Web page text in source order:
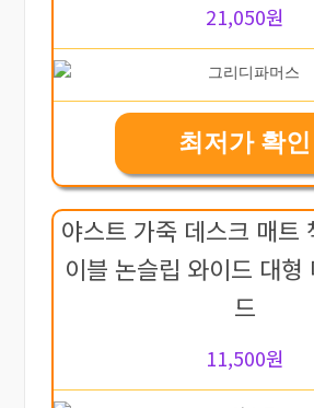
21,050원
최저가 확인
야스트 가죽 데스크 매트
이블 논슬립 와이드 대형
드
11,500원